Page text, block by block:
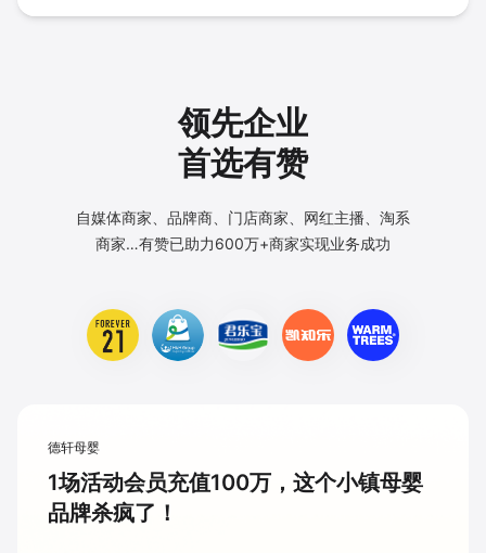
领先企业
首选有赞
自媒体商家、品牌商、门店商家、网红主播、淘系
商家…有赞已助力600万+商家实现业务成功
德轩母婴
1场活动会员充值100万，这个小镇母婴
品牌杀疯了！